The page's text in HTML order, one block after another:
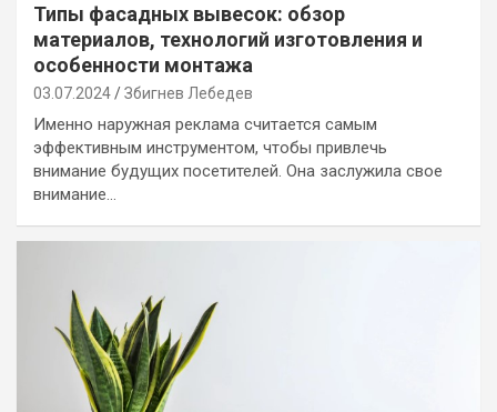
Типы фасадных вывесок: обзор
материалов, технологий изготовления и
особенности монтажа
03.07.2024 Збигнев Лебедев
Именно наружная реклама считается самым
эффективным инструментом, чтобы привлечь
внимание будущих посетителей. Она заслужила свое
внимание…